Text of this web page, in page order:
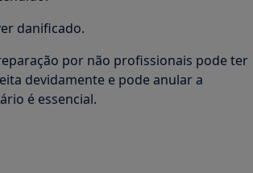
danificado.
por não profissionais pode ter
devidamente e pode anular a
é essencial.